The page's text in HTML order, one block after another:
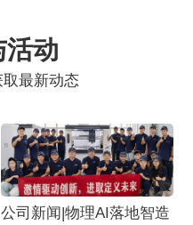
活动
最新动态
公司新闻|物理AI落地智造